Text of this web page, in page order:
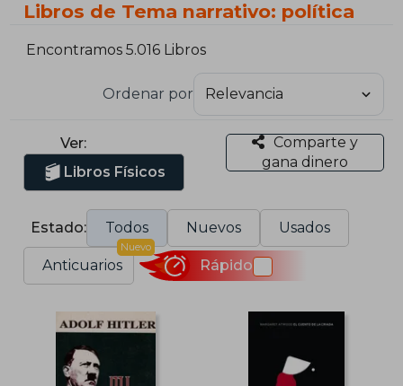
Libros de Tema narrativo: política
Encontramos 5.016 Libros
Ordenar por
Ver:
Libros Físicos
Comparte y
gana dinero
Estado: Todos Nuevos Usados
Anticuarios
Nuevo
Rápido